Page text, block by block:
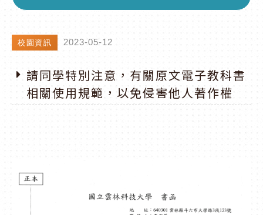
校園資訊 2023-05-12
請同學特別注意，有關原文電子教科書
相關使用規範，以免侵害他人著作權